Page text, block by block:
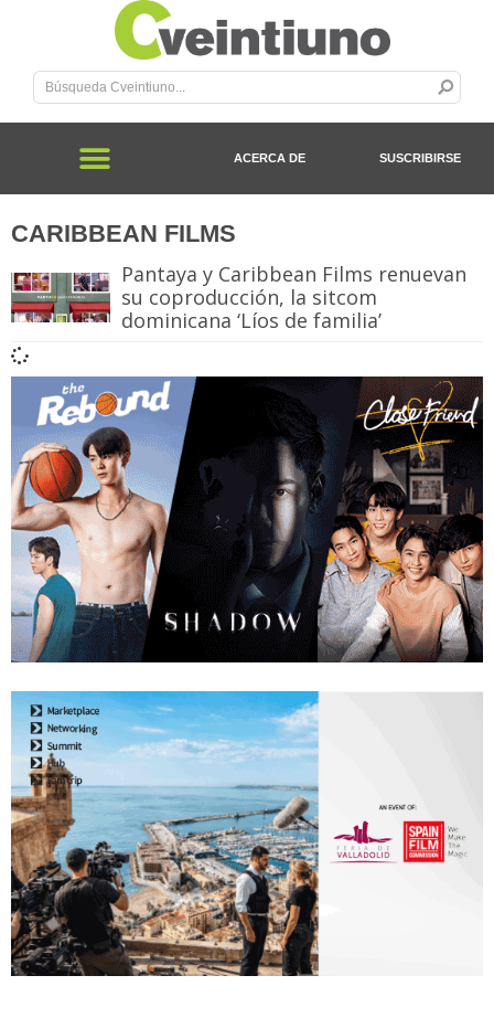
ACERCA DE SUSCRIBIRSE
CARIBBEAN FILMS
Pantaya y Caribbean Films renuevan
su coproducción, la sitcom
dominicana ‘Líos de familia’